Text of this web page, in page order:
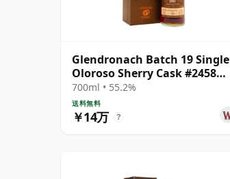
Glendronach Batch 19 Single
Oloroso Sherry Cask #2458
1993 28年
700ml • 55.2%
送料無料
￥14万 ?